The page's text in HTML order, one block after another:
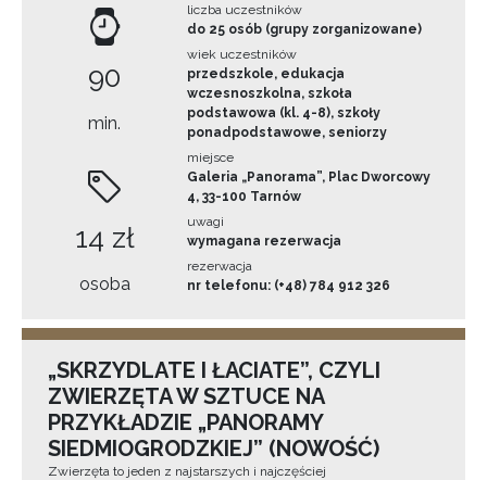
90
min.
14 zł
osoba
liczba uczestników
do 25 osób (grupy zorganizowane)
wiek uczestników
przedszkole, edukacja
wczesnoszkolna, szkoła
podstawowa (kl. 4-8), szkoły
ponadpodstawowe, seniorzy
miejsce
Galeria „Panorama”, Plac Dworcowy
4, 33-100 Tarnów
uwagi
wymagana rezerwacja
rezerwacja
nr telefonu: (+48) 784 912 326
„SKRZYDLATE I ŁACIATE”, CZYLI
ZWIERZĘTA W SZTUCE NA
PRZYKŁADZIE „PANORAMY
SIEDMIOGRODZKIEJ” (NOWOŚĆ)
Zwierzęta to jeden z najstarszych i najczęściej